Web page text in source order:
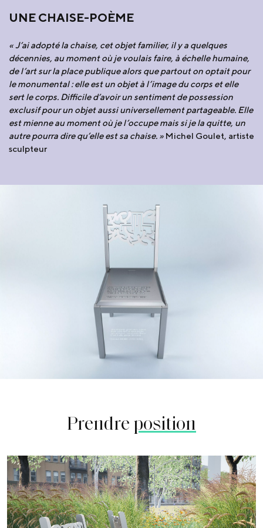
UNE CHAISE-POÈME
« J’ai adopté la chaise, cet objet familier, il y a quelques
décennies, au moment où je voulais faire, à échelle humaine,
de l’art sur la place publique alors que partout on optait pour
le monumental : elle est un objet à l’image du corps et elle
sert le corps. Difficile d’avoir un sentiment de possession
exclusif pour un objet aussi universellement partageable. Elle
est mienne au moment où je l’occupe mais si je la quitte, un
autre pourra dire qu’elle est sa chaise. » Michel Goulet, artiste
sculpteur
Prendreposition